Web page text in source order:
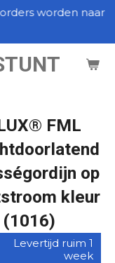
worden naar
FML
op
kleur
Levertijd ruim 1
week